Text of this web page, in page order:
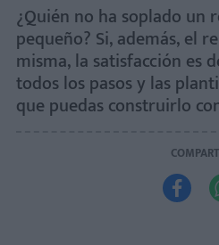
¿Quién no ha soplado un
pequeño? Si, además, el
misma, la satisfacción es
todos los pasos y las
que puedas construirlo
